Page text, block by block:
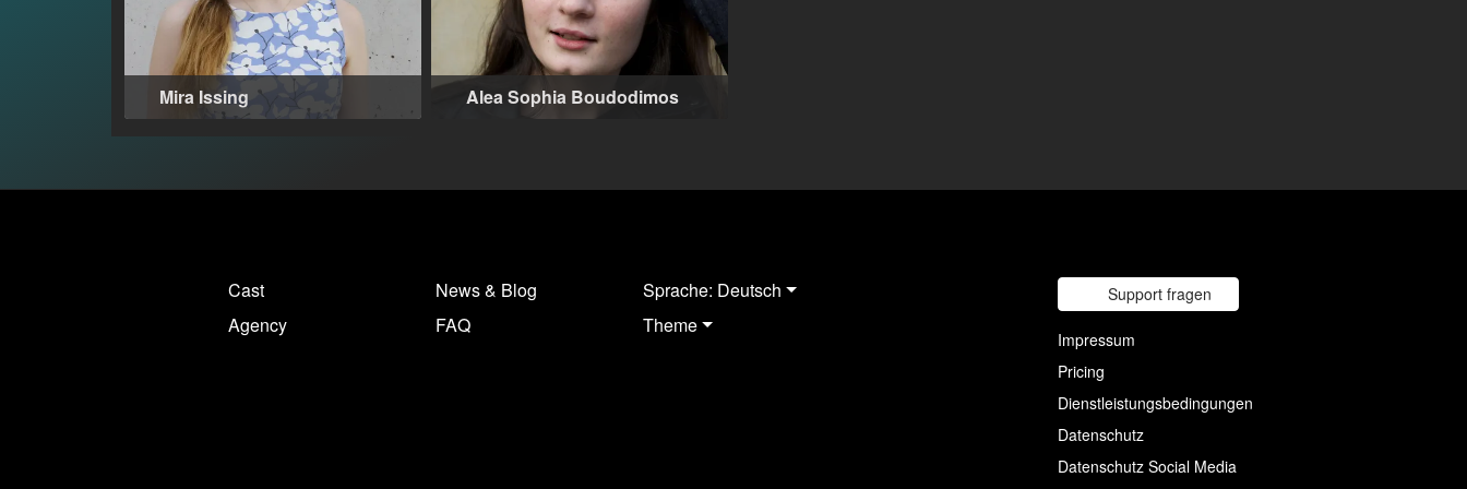
15-19 Jahre, Berlin (DE)
Mira Issing Berlin (DE)
Alea Sophia Boudodimos
Cast
Agency
News & Blog
FAQ
Sprache: Deutsch
Theme
Support fragen
Impressum
Pricing
Dienstleistungsbedingungen
Datenschutz
Datenschutz Social Media